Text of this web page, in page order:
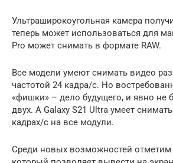
Ультраширокоугольная камера
теперь может использоваться для
Pro может снимать в формате RAW.
Все модели умеют снимать видео
частотой 24 кадра/с. Но
«фишки» – дело будущего, и явно не
двух. А Galaxy S21 Ultra умеет
кадрах/с на все модули.
Среди новых возможностей